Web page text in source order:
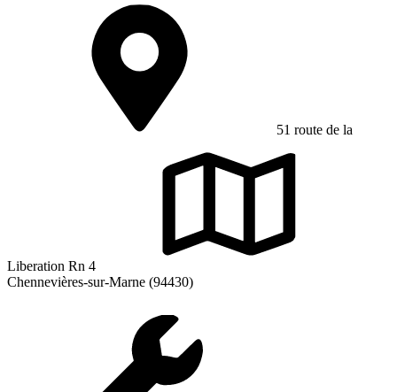
51 route de la
Liberation Rn 4
Chennevières-sur-Marne (94430)